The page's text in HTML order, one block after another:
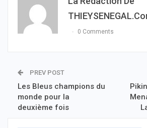
0 Comments
PREV POST
Les Bleus champions du
monde pour la
deuxième fois